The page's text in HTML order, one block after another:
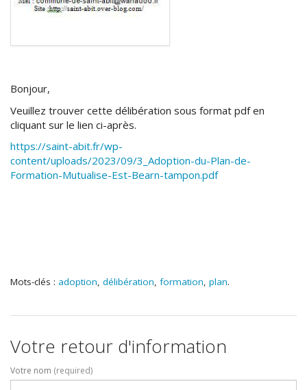
Bonjour,
Veuillez trouver cette délibération sous format pdf en
cliquant sur le lien ci-après.
https://saint-abit.fr/wp-
content/uploads/2023/09/3_Adoption-du-Plan-de-
Formation-Mutualise-Est-Bearn-tampon.pdf
Mots-clés : adoption, délibération, formation, plan.
Votre retour d'information
Votre nom (required)